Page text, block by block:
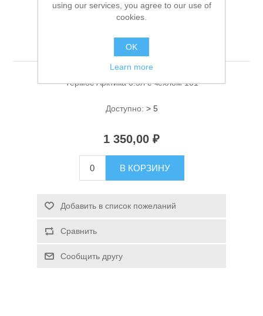
Аксессуары для лодок
Спасательные средства
Термос Арктика 0.5л с
чехлом 101
Термос Арктика 0.5л с чехлом 101
Доступно: > 5
1 350,00 ₽
В КОРЗИНУ
Добавить в список пожеланий
Сравнить
Сообщить другу
using our services, you agree to our use of
cookies.
OK
Learn more